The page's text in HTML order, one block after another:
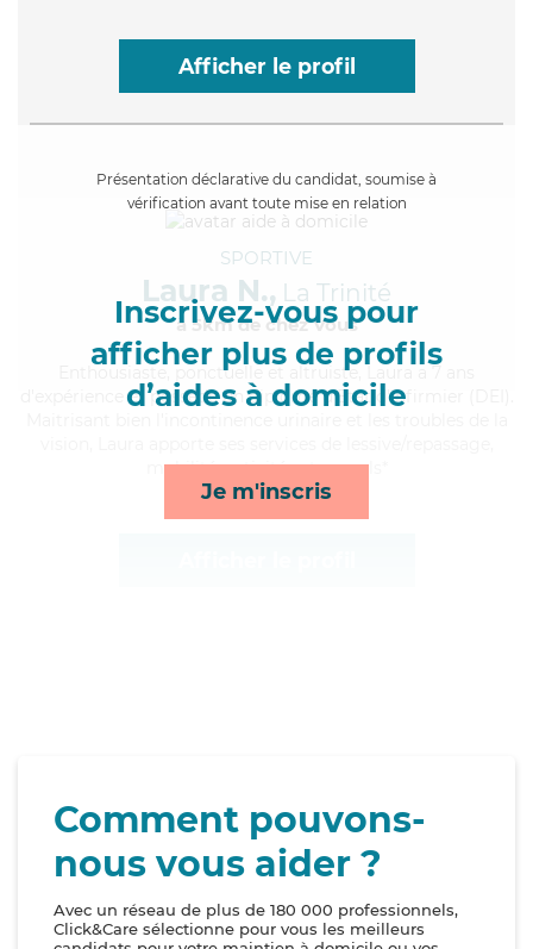
Afficher le profil
Présentation déclarative du candidat, soumise à
vérification avant toute mise en relation
Inscrivez-vous pour
afficher plus de profils
d’aides à domicile
Je m'inscris
SPORTIVE
Laura N., La Trinité
à 5km de chez Vous
, ponctuelle et altruiste, Laura a 7 ans
d'expérience et possède un diplôme d'Etat d'infirmier (DEI).
mobilité, activités et rappels*
Comment pouvons-
nous vous aider ?
Avec un réseau de plus de 180 000 professionnels,
Click&Care sélectionne pour vous les meilleurs